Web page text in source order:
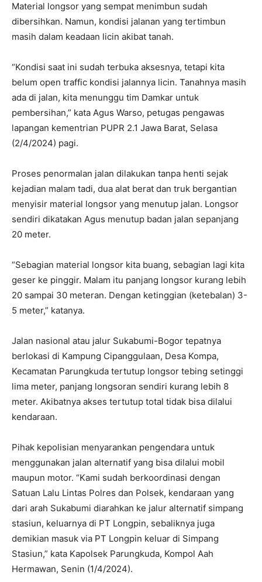
Material longsor yang sempat menimbun sudah
dibersihkan. Namun, kondisi jalanan yang tertimbun
masih dalam keadaan licin akibat tanah.
“Kondisi saat ini sudah terbuka aksesnya, tetapi kita
belum open traffic kondisi jalannya licin. Tanahnya masih
ada di jalan, kita menunggu tim Damkar untuk
pembersihan,” kata Agus Warso, petugas pengawas
lapangan kementrian PUPR 2.1 Jawa Barat, Selasa
(2/4/2024) pagi.
Proses penormalan jalan dilakukan tanpa henti sejak
kejadian malam tadi, dua alat berat dan truk bergantian
menyisir material longsor yang menutup jalan. Longsor
sendiri dikatakan Agus menutup badan jalan sepanjang
20 meter.
“Sebagian material longsor kita buang, sebagian lagi kita
geser ke pinggir. Malam itu panjang longsor kurang lebih
20 sampai 30 meteran. Dengan ketinggian (ketebalan) 3-
5 meter,” katanya.
Jalan nasional atau jalur Sukabumi-Bogor tepatnya
berlokasi di Kampung Cipanggulaan, Desa Kompa,
Kecamatan Parungkuda tertutup longsor tebing setinggi
lima meter, panjang longsoran sendiri kurang lebih 8
meter. Akibatnya akses tertutup total tidak bisa dilalui
kendaraan.
Pihak kepolisian menyarankan pengendara untuk
menggunakan jalan alternatif yang bisa dilalui mobil
maupun motor. “Kami sudah berkoordinasi dengan
Satuan Lalu Lintas Polres dan Polsek, kendaraan yang
dari arah Sukabumi diarahkan ke jalur alternatif simpang
stasiun, keluarnya di PT Longpin, sebaliknya juga
demikian masuk via PT Longpin keluar di Simpang
Stasiun,” kata Kapolsek Parungkuda, Kompol Aah
Hermawan, Senin (1/4/2024).